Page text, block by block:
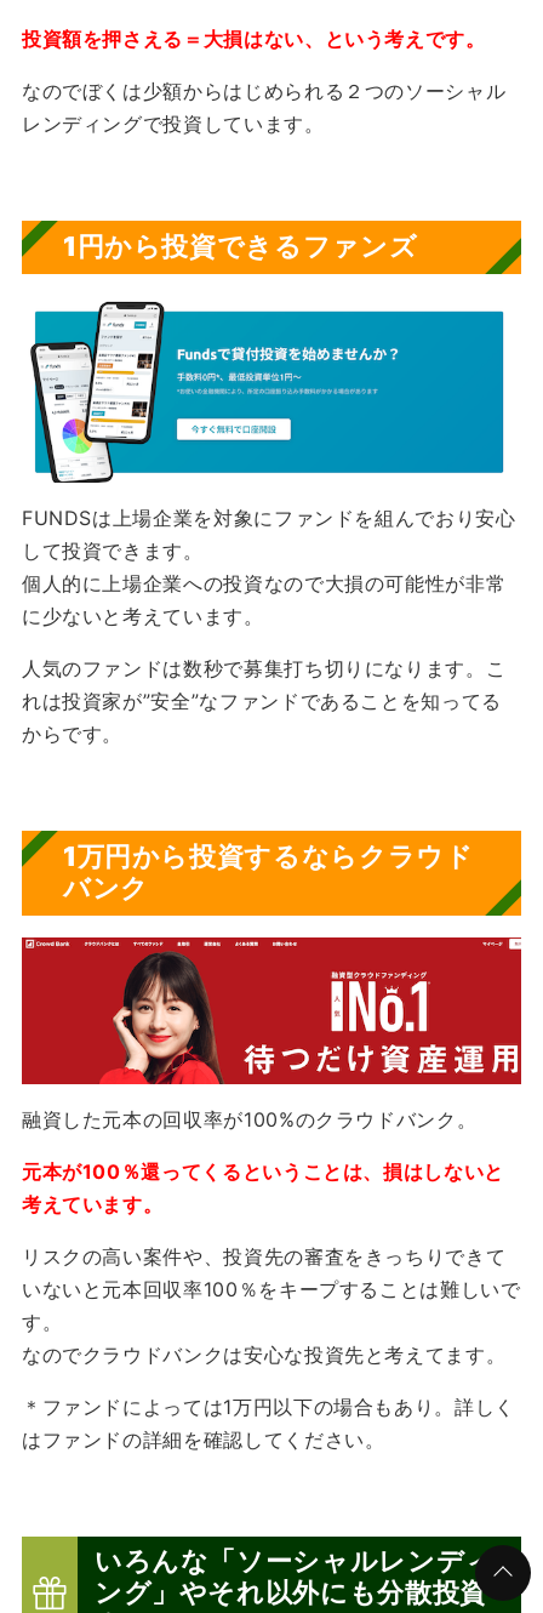
投資額を押さえる＝大損はない、という考えです。
なのでぼくは少額からはじめられる２つのソーシャル
レンディングで投資しています。
1円から投資できるファンズ
FUNDSは上場企業を対象にファンドを組んでおり安心
して投資できます。
個人的に上場企業への投資なので大損の可能性が非常
に少ないと考えています。
人気のファンドは数秒で募集打ち切りになります。こ
れは投資家が”安全”なファンドであることを知ってる
からです。
1万円から投資するならクラウド
バンク
融資した元本の回収率が100%のクラウドバンク。
元本が100％還ってくるということは、損はしないと
考えています。
リスクの高い案件や、投資先の審査をきっちりできて
いないと元本回収率100％をキープすることは難しいで
す。
なのでクラウドバンクは安心な投資先と考えてます。
＊ファンドによっては1万円以下の場合もあり。詳しく
はファンドの詳細を確認してください。
いろんな「ソーシャルレンディ
ング」やそれ以外にも分散投資